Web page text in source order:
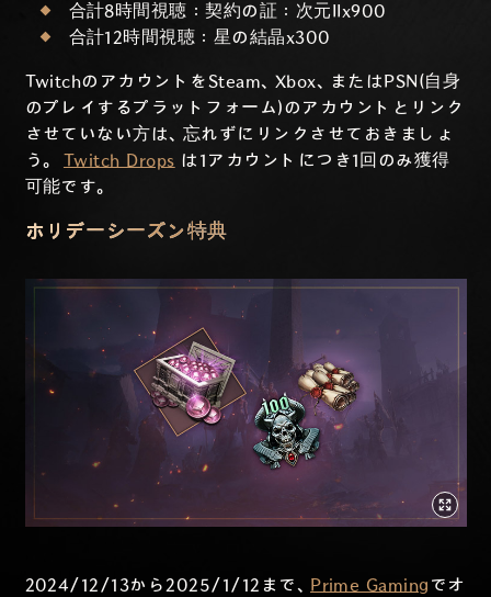
合計8時間視聴：契約の証：次元IIx900
合計12時間視聴：星の結晶x300
TwitchのアカウントをSteam、Xbox、またはPSN(自身
のプレイするプラットフォーム)のアカウントとリンク
させていない方は、忘れずにリンクさせておきましょ
う。 Twitch Drops は1アカウントにつき1回のみ獲得
可能です。
ホリデーシーズン特典
2024/12/13から2025/1/12まで、 Prime Gaming でオ